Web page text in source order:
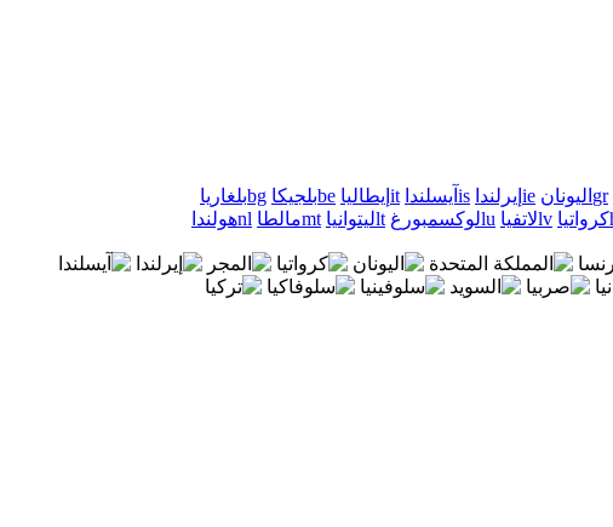
gr اليونان ie إيرلندا is آيسلندا it إيطاليا beبلجيكا bgبلغاريا
كرواتيا lvلاتفيا luلوكسمبورغ ltليتوانيا mtمالطا nlهولندا